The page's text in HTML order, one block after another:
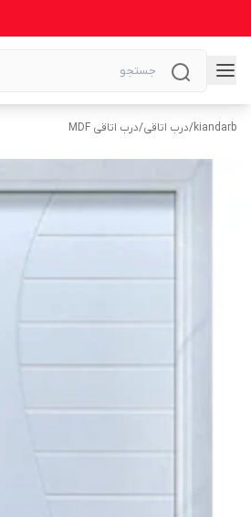
kiandarb
/درب اتاقی/درب اتاقی MDF